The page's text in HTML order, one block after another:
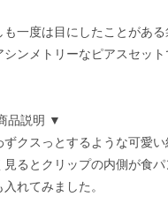
も一度は目にしたことがあ
シンメトリーなピアスセット
品説明 ▼
ずクスっとするような可愛い
見るとクリップの内側が食
入れてみました。